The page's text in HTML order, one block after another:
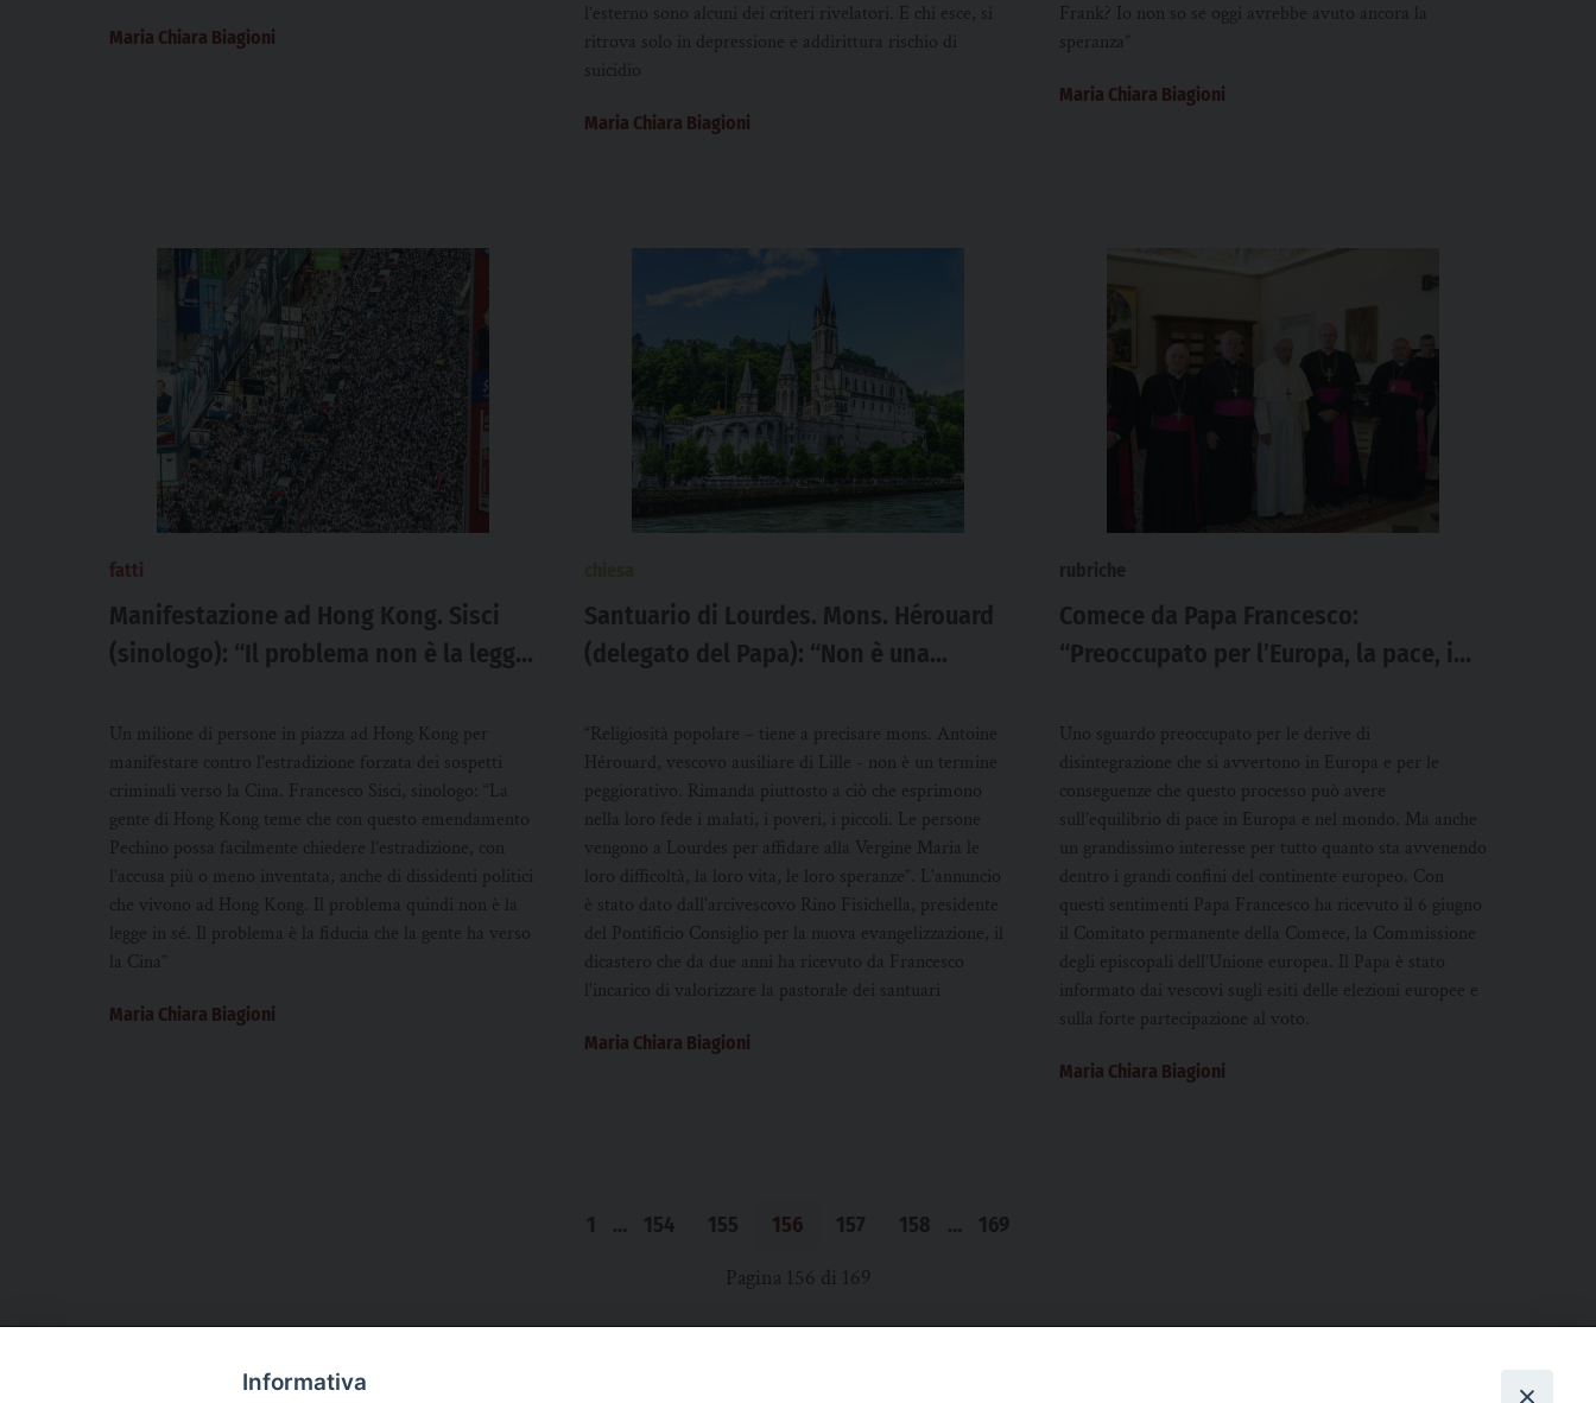
Maria Chiara Biagioni
l’esterno sono alcuni dei criteri rivelatori. E chi esce, si
ritrova solo in depressione e addirittura rischio di
suicidio
Maria Chiara Biagioni
Frank? Io non so se oggi avrebbe avuto ancora la
speranza”
Maria Chiara Biagioni
fatti
Manifestazione ad Hong Kong. Sisci
(sinologo): “Il problema non è la legge
Un milione di persone in piazza ad Hong Kong per
manifestare contro l'estradizione forzata dei sospetti
criminali verso la Cina. Francesco Sisci, sinologo: “La
gente di Hong Kong teme che con questo emendamento
Pechino possa facilmente chiedere l’estradizione, con
l’accusa più o meno inventata, anche di dissidenti politici
che vivono ad Hong Kong. Il problema quindi non è la
legge in sé. Il problema è la fiducia che la gente ha verso
la Cina”
Maria Chiara Biagioni
Santuario di Lourdes. Mons. Hérouard
(delegato del Papa): “Non è una
cura dei pellegrini”
“Religiosità popolare – tiene a precisare mons. Antoine
Hérouard, vescovo ausiliare di Lille - non è un termine
peggiorativo. Rimanda piuttosto a ciò che esprimono
nella loro fede i malati, i poveri, i piccoli. Le persone
vengono a Lourdes per affidare alla Vergine Maria le
loro difficoltà, la loro vita, le loro speranze”. L'annuncio
è stato dato dall'arcivescovo Rino Fisichella, presidente
del Pontificio Consiglio per la nuova evangelizzazione, il
dicastero che da due anni ha ricevuto da Francesco
l'incarico di valorizzare la pastorale dei santuari
Maria Chiara Biagioni
Comece da Papa Francesco:
“Preoccupato per l’Europa, la pace, i
Uno sguardo preoccupato per le derive di
disintegrazione che si avvertono in Europa e per le
conseguenze che questo processo può avere
sull’equilibrio di pace in Europa e nel mondo. Ma anche
un grandissimo interesse per tutto quanto sta avvenendo
dentro i grandi confini del continente europeo. Con
questi sentimenti Papa Francesco ha ricevuto il 6 giugno
il Comitato permanente della Comece, la Commissione
degli episcopali dell’Unione europea. Il Papa è stato
informato dai vescovi sugli esiti delle elezioni europee e
sulla forte partecipazione al voto.
Maria Chiara Biagioni
1 … 154 155 156 157 158 … 169
Pagina 156 di 169
Informativa